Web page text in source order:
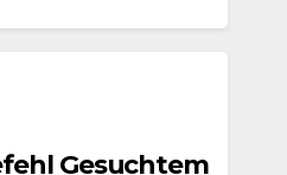
Gesuchtem